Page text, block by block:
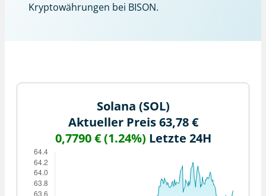
Kryptowährungen bei BISON.
Solana (SOL)
Aktueller Preis 63,78 €
0,7790 € (1.24%) Letzte 24H